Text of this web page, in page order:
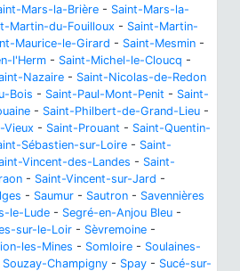
Mars-la-Brière - Saint-Mars-la-
Martin-du-Fouilloux - Saint-Martin-
Maurice-le-Girard - Saint-Mesmin -
l'Herm - Saint-Michel-le-Cloucq -
Nazaire - Saint-Nicolas-de-Redon
Bois - Saint-Paul-Mont-Penit - Saint-
- Saint-Philbert-de-Grand-Lieu -
Vieux - Saint-Prouant - Saint-Quentin-
Sébastien-sur-Loire - Saint-
Vincent-des-Landes - Saint-
- Saint-Vincent-sur-Jard -
- Saumur - Sautron - Savennières
le-Lude - Segré-en-Anjou Bleu -
sur-le-Loir - Sèvremoine -
les-Mines - Somloire - Soulaines-
Souzay-Champigny - Spay - Sucé-sur-